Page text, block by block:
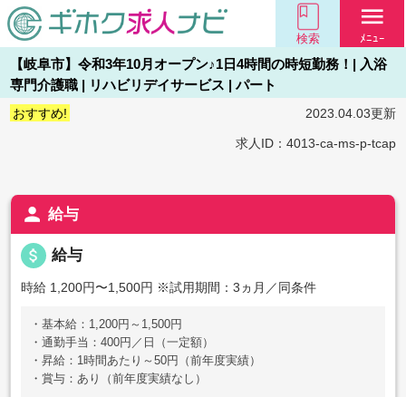
検索
menu
ﾒﾆｭｰ
【岐阜市】令和3年10月オープン♪1日4時間の時短勤務！| 入浴
専門介護職 | リハビリデイサービス | パート
おすすめ! 2023.04.03更新
求人ID：4013-ca-ms-p-tcap
person 給与
attach_money 給与
時給 1,200円〜1,500円 ※試用期間：3ヵ月／同条件
・基本給：1,200円～1,500円
・通勤手当：400円／日（一定額）
・昇給：1時間あたり～50円（前年度実績）
・賞与：あり（前年度実績なし）